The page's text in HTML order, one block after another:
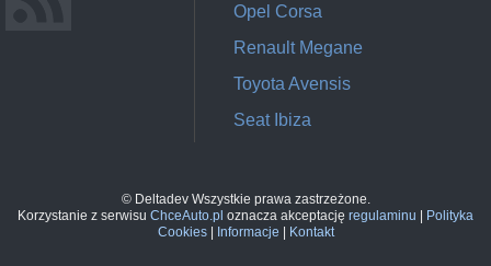
Opel Corsa
Renault Megane
Toyota Avensis
Seat Ibiza
© Deltadev Wszystkie prawa zastrzeżone.
Korzystanie z serwisu ChceAuto.pl oznacza akceptację regulaminu
Polityka
Cookies| Informacje Kontakt